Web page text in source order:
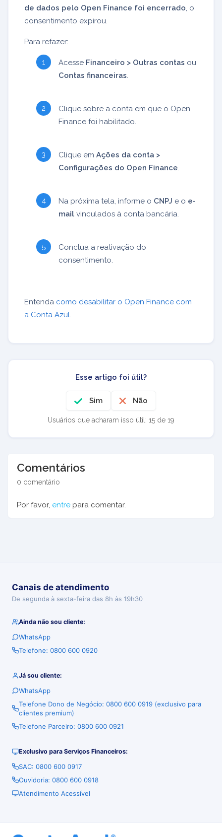
de dados pelo Open Finance foi encerrado , o
consentimento expirou.
Para refazer:
Acesse Financeiro > Outras contas ou
Contas financeiras
Clique sobre a conta em que o Open
Finance foi habilitado.
Clique em Ações da conta >
Configurações do Open Finance
Na próxima tela, informe o CNPJ e o e-
mail vinculados à conta bancária.
Conclua a reativação do
consentimento.
Entenda como desabilitar o Open Finance com
a Conta Azul
Esse artigo foi útil?
Sim Não
Usuários que acharam isso útil: 15 de 19
Comentários
0 comentário
Por favor, entre para comentar.
Canais de atendimento
De segunda à sexta-feira das 8h às 19h30
Ainda não sou cliente:
WhatsApp
Telefone: 0800 600 0920
Já sou cliente:
WhatsApp
Telefone Dono de Negócio: 0800 600 0919 (exclusivo para
clientes premium)
Telefone Parceiro: 0800 600 0921
Exclusivo para Serviços Financeiros:
SAC: 0800 600 0917
Ouvidoria: 0800 600 0918
Atendimento Acessível